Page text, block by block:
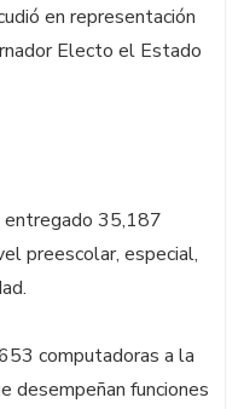
en representación
Electo el Estado
35,187
preescolar, especial,
computadoras a la
desempeñan funciones